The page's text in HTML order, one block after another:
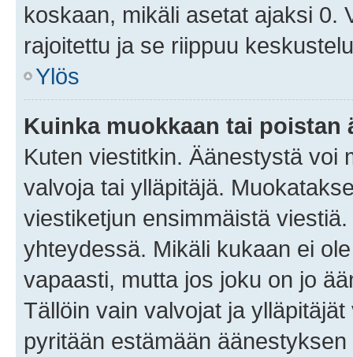
koskaan, mikäli asetat ajaksi 0.
rajoitettu ja se riippuu
Ylös
Kuinka muokkaan tai poistan
Kuten viestitkin. Äänestystä voi
valvoja tai ylläpitäjä.
viestiketjun ensimmäistä
yhteydessä. Mikäli kukaan ei
vapaasti, mutta jos joku on jo
Tällöin vain valvojat ja
pyritään estämään